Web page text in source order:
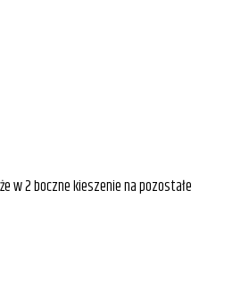
w 2 boczne kieszenie na pozostałe